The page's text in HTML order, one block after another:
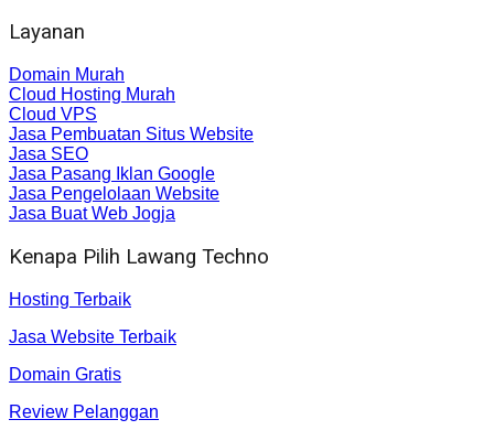
Layanan
Domain Murah
Cloud Hosting Murah
Cloud VPS
Jasa Pembuatan Situs Website
Jasa SEO
Jasa Pasang Iklan Google
Jasa Pengelolaan Website
Jasa Buat Web Jogja
Kenapa Pilih Lawang Techno
Hosting Terbaik
Jasa Website Terbaik
Domain Gratis
Review Pelanggan